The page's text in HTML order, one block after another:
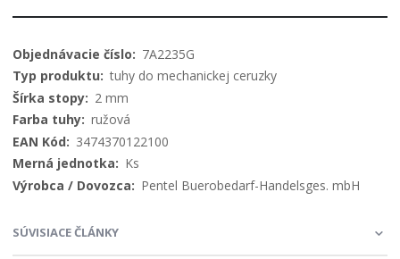
Viac
informácií
7A2235G
tuhy do mechanickej ceruzky
2 mm
ružová
3474370122100
Ks
Pentel Buerobedarf-Handelsges. mbH
SÚVISIACE ČLÁNKY